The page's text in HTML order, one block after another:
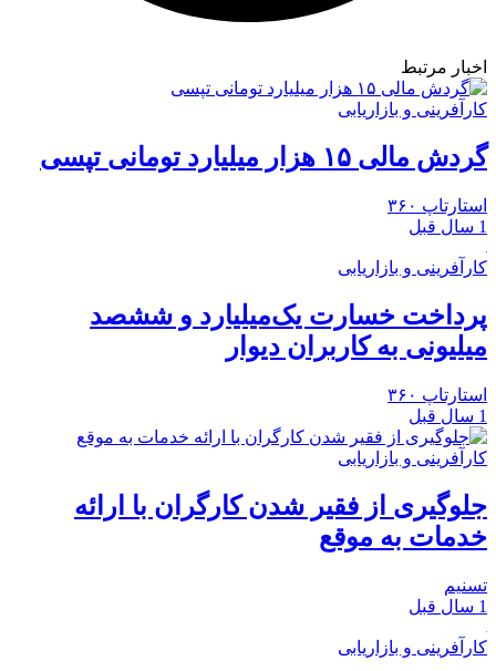
اخبار مرتبط
کارآفرینی و بازاریابی
گردش مالی ۱۵ هزار میلیارد تومانی تپسی
استارتاپ ۳۶۰
1 سال قبل
کارآفرینی و بازاریابی
پرداخت خسارت یک‌میلیارد و ششصد
میلیونی به کاربران دیوار
استارتاپ ۳۶۰
1 سال قبل
کارآفرینی و بازاریابی
جلوگیری از فقیر شدن کارگران با ارائه
خدمات به موقع
تسنیم
1 سال قبل
کارآفرینی و بازاریابی